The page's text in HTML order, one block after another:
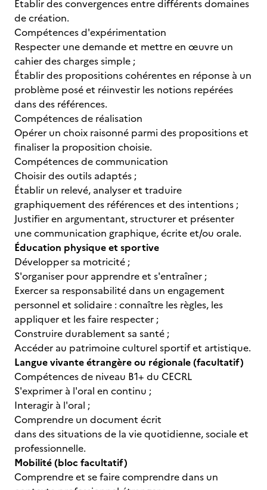
Établir des convergences entre différents domaines
de création.
Compétences d'expérimentation
Respecter une demande et mettre en œuvre un
cahier des charges simple ;
Établir des propositions cohérentes en réponse à un
problème posé et réinvestir les notions repérées
dans des références.
Compétences de réalisation
Opérer un choix raisonné parmi des propositions et
finaliser la proposition choisie.
Compétences de communication
Choisir des outils adaptés ;
Établir un relevé, analyser et traduire
graphiquement des références et des intentions ;
Justifier en argumentant, structurer et présenter
une communication graphique, écrite et/ou orale.
Éducation physique et sportive
Développer sa motricité ;
S'organiser pour apprendre et s'entraîner ;
Exercer sa responsabilité dans un engagement
personnel et solidaire : connaître les règles, les
appliquer et les faire respecter ;
Construire durablement sa santé ;
Accéder au patrimoine culturel sportif et artistique.
Langue vivante étrangère ou régionale (facultatif)
Compétences de niveau B1+ du CECRL
S'exprimer à l'oral en continu ;
Interagir à l'oral ;
Comprendre un document écrit
dans des situations de la vie quotidienne, sociale et
professionnelle.
Mobilité (bloc facultatif)
Comprendre et se faire comprendre dans un